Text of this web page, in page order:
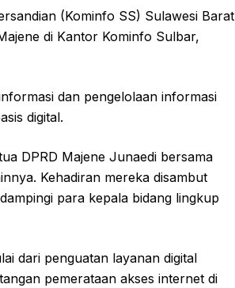
(Kominfo SS) Sulawesi Barat
di Kantor Kominfo Sulbar,
dan pengelolaan informasi
digital.
DPRD Majene Junaedi bersama
Kehadiran mereka disambut
para kepala bidang lingkup
dari penguatan layanan digital
pemerataan akses internet di